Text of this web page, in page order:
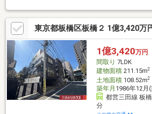
JR埼京線「板橋」駅 … 徒歩13分◆ 2015年築の
隣地公園の角地のため3方向からの彩光が望め
綺麗にご利用いただいております♪＝＝＝＝＝＝
＝＝＝＝＝＝＝＝＝＝＝＝＝ ■□周辺環
□■地場の業者ならではの周辺環境のご案内も可
けではわからない便利な施設をご案内いたします♪
東京都板橋区板橋２ 1億3,420万
1億3,420万円
間取り 7LDK
建物面積211.15m2
土地面積108.52m2
築年月 1986年12月
都営三田線 板
分